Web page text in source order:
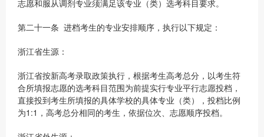
志愿和服从调剂专业须满足该专业（类）选考科目要求。
第二十一条 进档考生的专业安排顺序，执行以下规定：
浙江省生源：
浙江省按新高考录取政策执行，根据考生高考总分，以考生符
合所填报志愿的选考科目范围为前提实行专业平行志愿投档，
直接投到考生所填报的具体学校的具体专业（类），投档比例
为1:1，高考总分相同的考生，依据位次、志愿顺序投档。